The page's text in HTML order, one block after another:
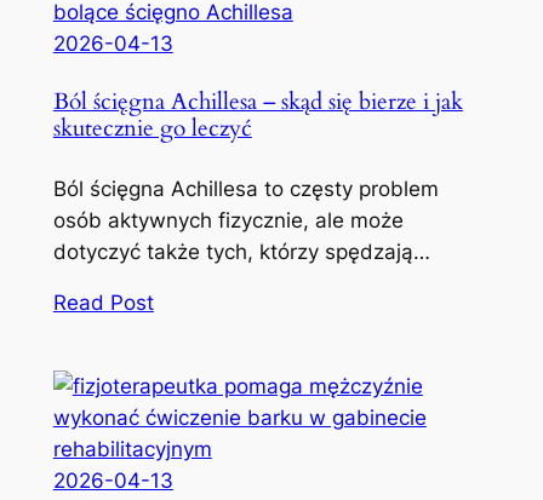
2026-04-13
Ból ścięgna Achillesa – skąd się bierze i jak
skutecznie go leczyć
Ból ścięgna Achillesa to częsty problem
osób aktywnych fizycznie, ale może
dotyczyć także tych, którzy spędzają…
Read Post
2026-04-13